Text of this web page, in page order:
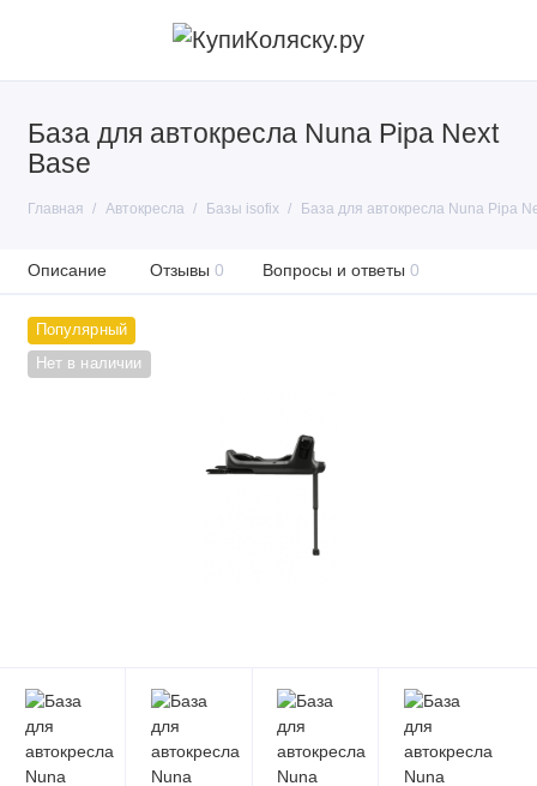
База для автокресла Nuna Pipa Next
Base
Главная Автокресла Базы isofix База для автокресла Nuna Pipa
Описание Отзывы 0 Вопросы и ответы 0
Популярный
Нет в наличии